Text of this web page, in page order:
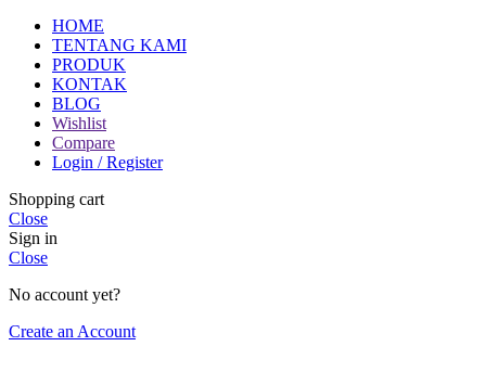
HOME
TENTANG KAMI
PRODUK
KONTAK
BLOG
Wishlist
Compare
Login / Register
Shopping cart
Close
Sign in
Close
No account yet?
Create an Account